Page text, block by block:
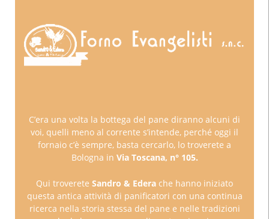
C’era una volta la bottega del pane diranno alcuni di
voi, quelli meno al corrente s’intende, perché oggi il
fornaio c’è sempre, basta cercarlo, lo troverete a
Bologna in Via Toscana, n° 105.
Qui troverete Sandro & Edera che hanno iniziato
questa antica attività di panificatori con una continua
ricerca nella storia stessa del pane e nelle tradizioni